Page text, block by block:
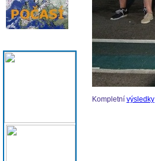
Kompletní výsledky